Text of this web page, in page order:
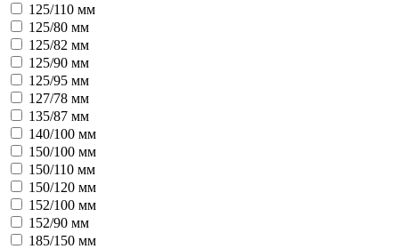
125/110 мм
125/80 мм
125/82 мм
125/90 мм
125/95 мм
127/78 мм
135/87 мм
140/100 мм
150/100 мм
150/110 мм
150/120 мм
152/100 мм
152/90 мм
185/150 мм